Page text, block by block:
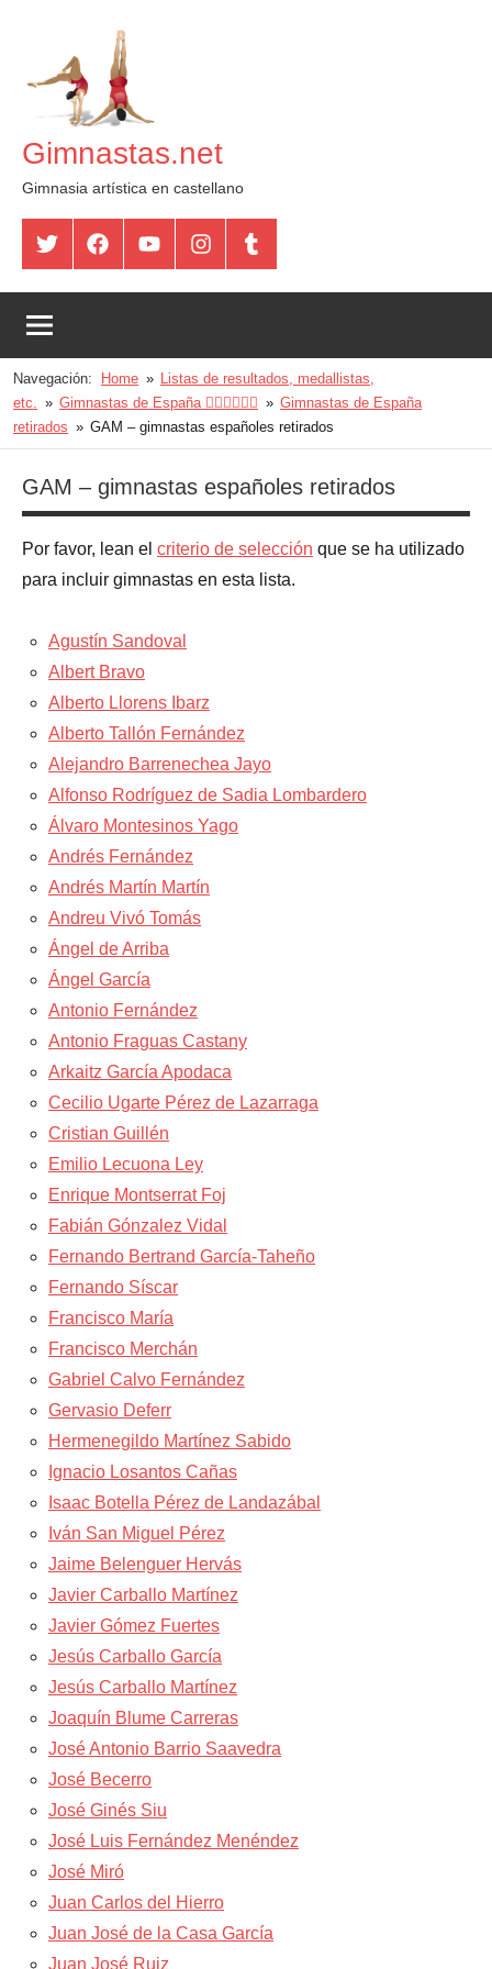
contenido
Gimnastas.net
Gimnasia artística en castellano
Twitter FacebookYouTubeInstagramTumblr
Navegación: Home
Listas de resultados, medallistas,
etc.
Gimnastas de España 🤸🏻‍♀️🤸🏽‍♂️
Gimnastas de España
retirados
GAM – gimnastas españoles retirados
GAM – gimnastas españoles retirados
Por favor, lean el criterio de selección que se ha utilizado
para incluir gimnastas en esta lista.
Agustín Sandoval
Albert Bravo
Alberto Llorens Ibarz
Alberto Tallón Fernández
Alejandro Barrenechea Jayo
Alfonso Rodríguez de Sadia Lombardero
Álvaro Montesinos Yago
Andrés Fernández
Andrés Martín Martín
Andreu Vivó Tomás
Ángel de Arriba
Ángel García
Antonio Fernández
Antonio Fraguas Castany
Arkaitz García Apodaca
Cecilio Ugarte Pérez de Lazarraga
Cristian Guillén
Emilio Lecuona Ley
Enrique Montserrat Foj
Fabián Gónzalez Vidal
Fernando Bertrand García-Taheño
Fernando Síscar
Francisco María
Francisco Merchán
Gabriel Calvo Fernández
Gervasio Deferr
Hermenegildo Martínez Sabido
Ignacio Losantos Cañas
Isaac Botella Pérez de Landazábal
Iván San Miguel Pérez
Jaime Belenguer Hervás
Javier Carballo Martínez
Javier Gómez Fuertes
Jesús Carballo García
Jesús Carballo Martínez
Joaquín Blume Carreras
José Antonio Barrio Saavedra
José Becerro
José Ginés Siu
José Luis Fernández Menéndez
José Miró
Juan Carlos del Hierro
Juan José de la Casa García
Juan José Ruiz